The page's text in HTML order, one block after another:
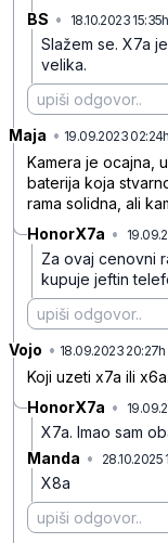
BS • 18.10.2023 15:35h
Slažem se. X7a
velika.
Maja • 19.09.2023 02:24h
Kamera je ocajna,
baterija koja
rama solidna, ali
HonorX7a •
Za ovaj cenovni
kupuje jeftin
Vojo • 18.09.2023 20:27h
Koji uzeti x7a ili
HonorX7a •
X7a. Imao sam
Manda • 28.10.2025
X8a